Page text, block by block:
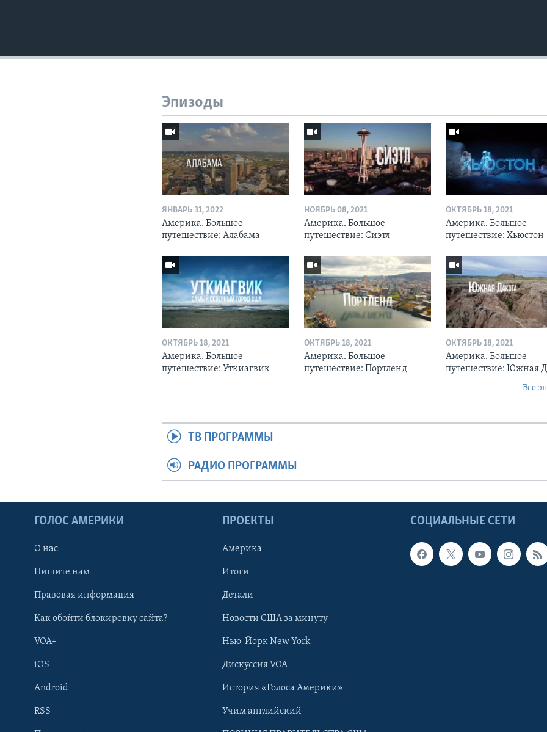
Эпизоды
ЯНВАРЬ 31, 2022
Америка. Большое
путешествие: Алабама
НОЯБРЬ 08, 2021
Америка. Большое
путешествие: Сиэтл
ОКТЯБРЬ 18, 2021
Америка. Большое
путешествие: Хьюстон
ОКТЯБРЬ 18, 2021
Америка. Большое
путешествие: Уткиагвик
ОКТЯБРЬ 18, 2021
Америка. Большое
путешествие: Портленд
ОКТЯБРЬ 18, 2021
Америка. Большое
путешествие: Южная
Все
ТВ ПРОГРАММЫ
РАДИО ПРОГРАММЫ
СОЦИАЛЬНЫЕ СЕТИ
ГОЛОС АМЕРИКИ
О нас
Пишите нам
Правовая информация
Как обойти блокировку сайта?
VOA+
iOS
Android
RSS
ПРОЕКТЫ
Америка
Итоги
Детали
Новости США за минуту
Нью-Йорк New York
Дискуссия VOA
История «Голоса Америки»
Учим английский